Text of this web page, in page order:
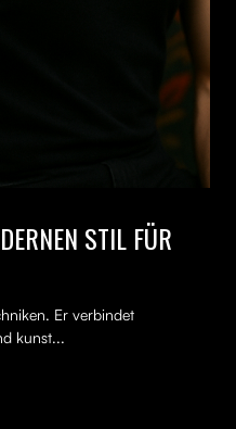
STIL FÜR
Er verbindet
kunst...